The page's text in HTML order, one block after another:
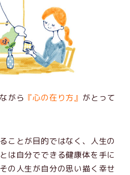
がら 『心の在り方』 がとって
ことが目的ではなく、人生の
は自分でできる健康体を手に
の人生が自分の思い描く幸せ